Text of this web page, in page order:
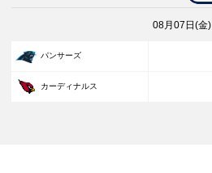
08月07日(金)
パンサーズ
カーディナルス